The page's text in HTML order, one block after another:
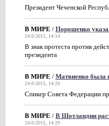
Президент Чеченской
В МИРЕ / Порошенко
24-9-2015, 14:14
В знак протеста против
президента
В МИРЕ / Матвиенко была
24-9-2015, 14:29
Спикер Совета Федерации
В МИРЕ / В Шотландии
24-9-2015, 14:29